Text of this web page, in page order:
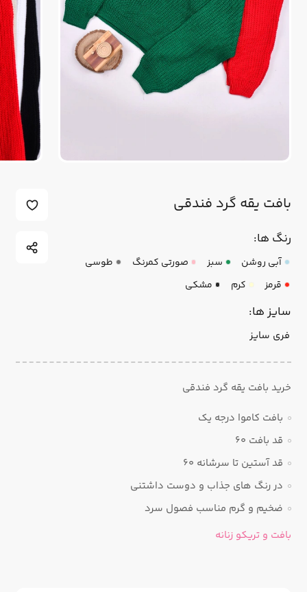
بافت یقه گرد فندقی
رنگ ها:
آبی روشن سبز صورتی کمرنگ
طوسی
قرمز
کرم مشکی
سایز ها:
فری سایز
خرید بافت یقه گرد فندقی
بافت کاموا درجه یک
قد بافت ۶۰
قد آستین تا سرشانه ۶۰
در رنگ های جذاب و دوست داشتنی
ضخیم و گرم مناسب فصول سرد
بافت و تریکو زنانه